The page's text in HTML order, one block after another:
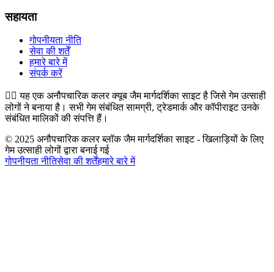
सहायता
गोपनीयता नीति
सेवा की शर्तें
हमारे बारे में
संपर्क करें
👉🏻यह एक अनौपचारिक कलर क्यूब जैम मार्गदर्शिका साइट है जिसे गेम उत्साही
लोगों ने बनाया है। सभी गेम संबंधित सामग्री, ट्रेडमार्क और कॉपीराइट उनके
संबंधित मालिकों की संपत्ति हैं।
© 2025 अनौपचारिक कलर ब्लॉक जैम मार्गदर्शिका साइट - खिलाड़ियों के लिए
गेम उत्साही लोगों द्वारा बनाई गई
गोपनीयता नीतिसेवा की शर्तेंहमारे बारे में